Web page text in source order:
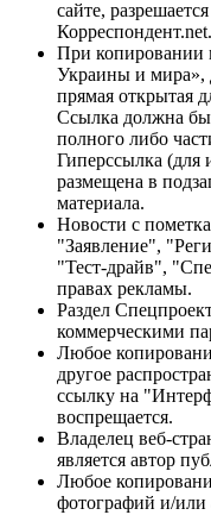
сайте,
Корреспондент.net.
При копировании
Украины и мира»,
прямая открытая
Ссылка должна
полного либо
Гиперссылка (для
размещена в
материала.
Новости с
"Заявление",
"Тест-драйв",
правах рекламы.
Раздел
коммерческими
Любое
другое
ссылку на
воспрещается.
Владелец веб-
является автор
Любое
фотографий и/или